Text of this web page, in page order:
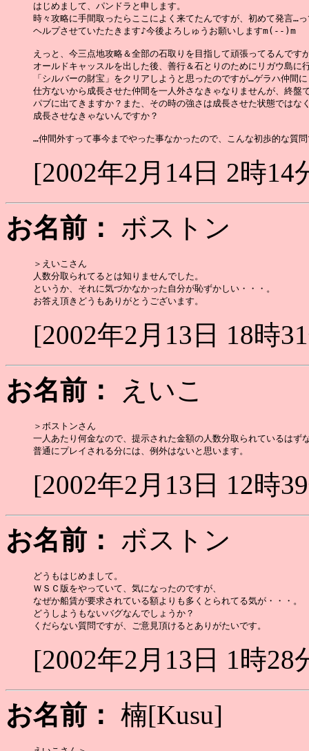
はじめまして、パンドラと申します。
時々攻略に手間取ったらここによく来てたんですが、初めて発言…
ヘルプさせていたたきます♪今後よろしゅうお願いしますm(--)m
えっと、今三点地攻略＆全部の石取りを目指して頑張ってるんです
オールドキャッスルを出した後、善行＆石とりのためにリガウ島に
「シルバーの財宝」をクリアしようと思ったのですが…ゲラハ仲
仕方ないから成長させた仲間を一人外さなきゃなりませんが、終盤
パブに出てきますか？また、その時の強さは成長させた状態ではな
成長させなきゃないんですか？
[2002年2月14日 2時14
お名前：
ボストン
＞えいこさん
人数分取られてるとは知りませんでした。
というか、それに気づかなかった自分が恥ずかしい・・・。
[2002年2月13日 18時
お名前：
えいこ
＞ボストンさん
一人あたり何金なので、提示された金額の人数分取られているはず
[2002年2月13日 12時
お名前：
ボストン
どうもはじめまして。
ＷＳＣ版をやっていて、気になったのですが、
なぜか船賃が要求されている額よりも多くとられてる気が・・・。
どうしようもないバグなんでしょうか？
[2002年2月13日 1時28
お名前： 楠[Kusu]